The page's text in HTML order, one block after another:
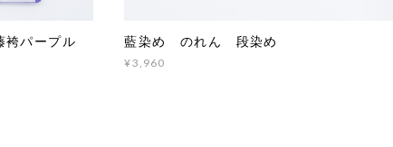
袴パープル 藍染め のれん 段染め
¥3,960